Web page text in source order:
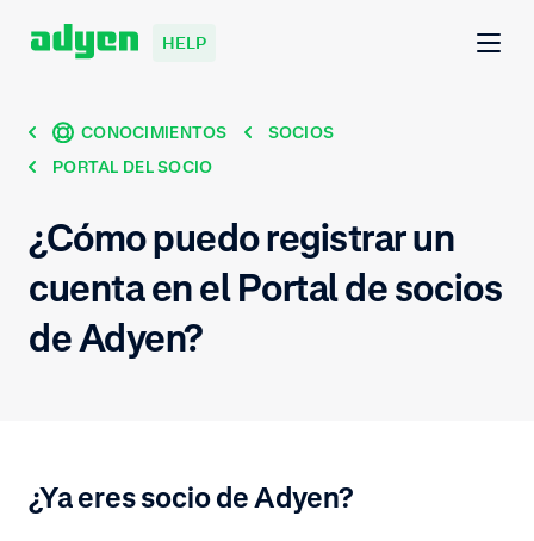
HELP
CONOCIMIENTOS
SOCIOS
PORTAL DEL SOCIO
¿Cómo puedo registrar un
cuenta en el Portal de socios
de Adyen?
¿Ya eres socio de Adyen?